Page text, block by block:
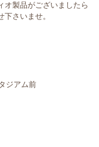
オ製品がございましたら
さいませ。
ジアム前